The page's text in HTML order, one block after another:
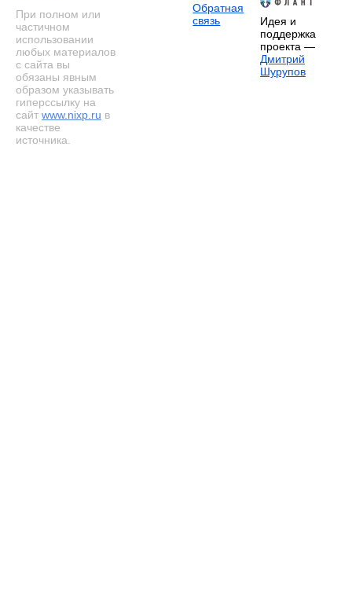
При полном или
частичном
использовании
любых материалов
с сайта вы
обязаны явным
образом указывать
гиперссылку на
сайт www.nixp.ru в
качестве
источника.
Обратная
связь
Идея и
поддержка
проекта —
Дмитрий
Шурупов